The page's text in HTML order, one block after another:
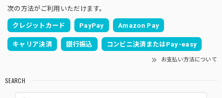
次の方法がご利用いただけます。
クレジットカード PayPay Amazon Pay
キャリア決済 銀行振込 コンビニ決済またはPay-easy
お支払い方法について
SEARCH